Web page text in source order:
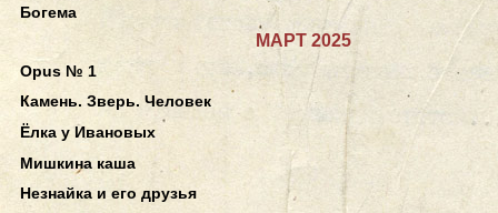
Богема
МАРТ 2025
Opus № 1
Камень. Зверь. Человек
Ёлка у Ивановых
Мишкина каша
Незнайка и его друзья